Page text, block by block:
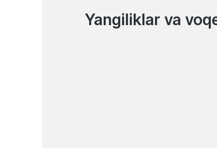
Yangiliklar va